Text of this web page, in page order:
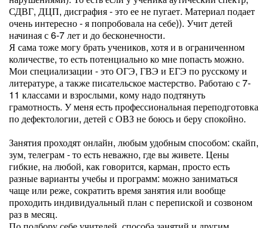
СДВГ, ДЦП, дисграфия - это ее не пугает. Материал подает
очень интересно - я попробовала на себе)). Учит детей
начиная с 6-7 лет и до бесконечности.
Я сама тоже могу брать учеников, хотя и в ограниченном
количестве, то есть потенциально ко мне попасть можно.
Мои специализации - это ОГЭ, ГВЭ и ЕГЭ по русскому и
литературе, а также писательское мастерство. Работаю с 7-
11 классами и взрослыми, кому надо подтянуть
грамотность. У меня есть профессиональная переподготовка
по дефектологии, детей с ОВЗ не боюсь и беру спокойно.
Занятия проходят онлайн, любым удобным способом: скайп,
зум, телеграм - то есть неважно, где вы живете. Цены
гибкие, на любой, как говорится, карман, просто есть
разные варианты учебы и программ: можно заниматься
чаще или реже, сократить время занятия или вообще
проходить индивидуальный план с перепиской и созвоном
раз в месяц.